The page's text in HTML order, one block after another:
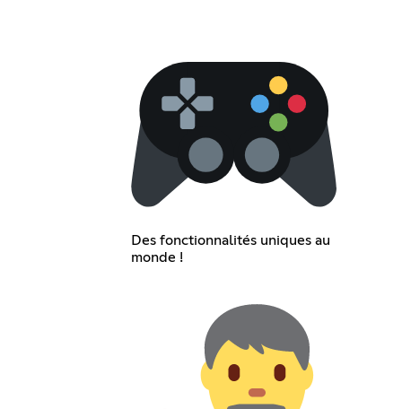
Des fonctionnalités uniques au
monde !